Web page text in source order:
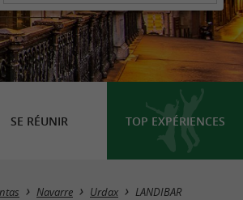
SE RÉUNIR TOP EXPÉRIENCES
Navarre Urdax LANDIBAR